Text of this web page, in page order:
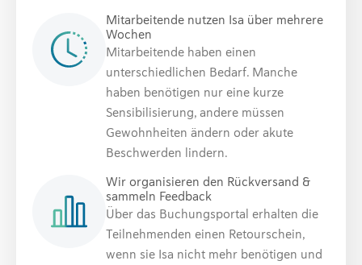
Mitarbeitende nutzen Isa über mehrere
Wochen
Mitarbeitende haben einen
unterschiedlichen Bedarf. Manche
haben benötigen nur eine kurze
Sensibilisierung, andere müssen
Gewohnheiten ändern oder akute
Beschwerden lindern.
Wir organisieren den Rückversand &
sammeln Feedback
Über das Buchungsportal erhalten die
Teilnehmenden einen Retourschein,
wenn sie Isa nicht mehr benötigen und